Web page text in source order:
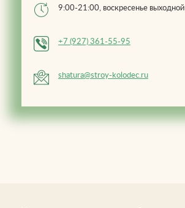
9:00-21:00, воскресенье выходной
+7 (927) 361-55-95
shatura@stroy-kolodec.ru